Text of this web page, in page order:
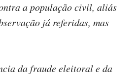
a população civil, aliás
já referidas, mas
da fraude eleitoral e da